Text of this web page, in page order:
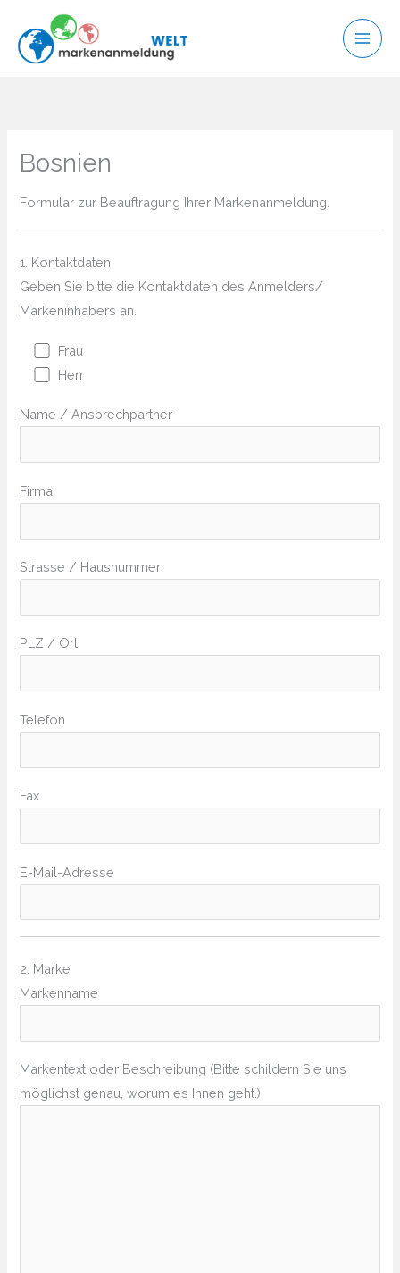
Inhalt
springen
Bosnien
Formular zur Beauftragung Ihrer Markenanmeldung.
1. Kontaktdaten
Geben Sie bitte die Kontaktdaten des Anmelders/
Markeninhabers an.
Frau
Herr
Name / Ansprechpartner
Firma
Strasse / Hausnummer
PLZ / Ort
Telefon
Fax
E-Mail-Adresse
2. Marke
Markenname
Markentext oder Beschreibung (Bitte schildern Sie uns
möglichst genau, worum es Ihnen geht.)